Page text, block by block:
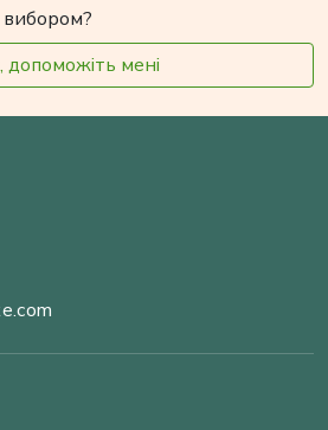
вибором?
допоможіть мені